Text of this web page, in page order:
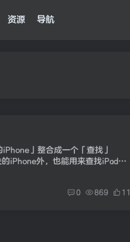
资源 导航
」整合成一个「查找」
iPhone外，也能用来查找iPad、
甚至是 AirPods 无线耳机。只要
0 869 11